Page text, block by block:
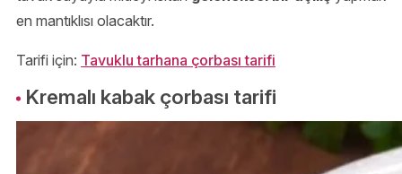
en mantıklısı olacaktır.
Tarifi için: Tavuklu tarhana çorbası tarifi
Kremalı kabak çorbası tarifi